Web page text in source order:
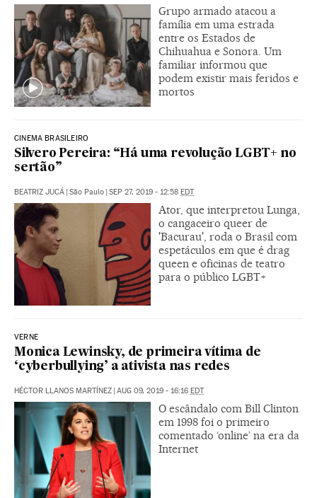
Grupo armado atacou a
família em uma estrada
entre os Estados de
Chihuahua e Sonora. Um
familiar informou que
podem existir mais feridos e
mortos
CINEMA BRASILEIRO
Silvero Pereira: “Há uma revolução LGBT+ no
sertão”
BEATRIZ JUCÁ | São Paulo | SEP 27, 2019 - 12:58 EDT
Ator, que interpretou Lunga,
o cangaceiro queer de
'Bacurau', roda o Brasil com
espetáculos em que é drag
queen e oficinas de teatro
para o público LGBT+
VERNE
Monica Lewinsky, de primeira vítima de
‘cyberbullying’ a ativista nas redes
HÉCTOR LLANOS MARTÍNEZ | AUG 09, 2019 - 16:16 EDT
O escândalo com Bill Clinton
em 1998 foi o primeiro
comentado ‘online’ na era da
Internet